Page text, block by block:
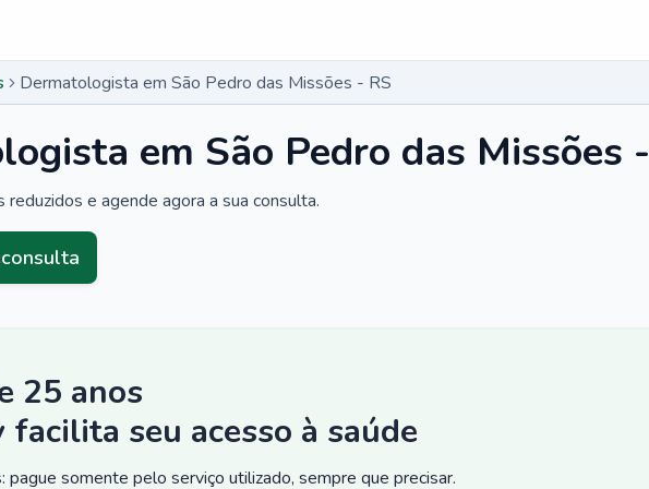
Dermatologista em São Pedro das Missões - RS
em São Pedro das Missões
e agende agora a sua consulta.
25 anos
facilita seu acesso à saúde
pague somente pelo serviço utilizado, sempre que precisar.